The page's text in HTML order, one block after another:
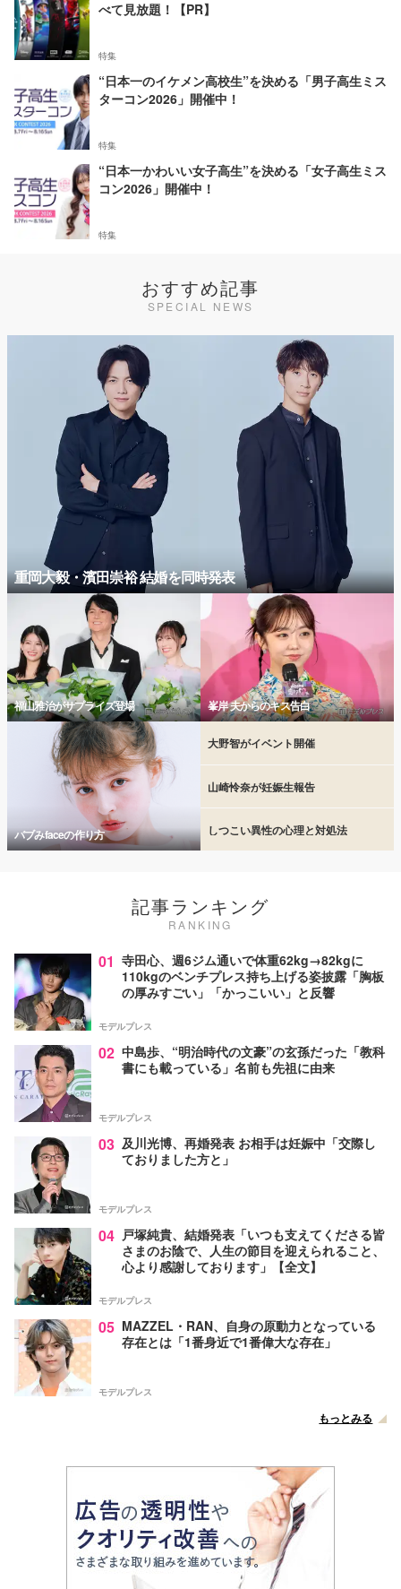
べて見放題！【PR】
特集
“日本一のイケメン高校生”を決める「男子高生ミス
ターコン2026」開催中！
特集
“日本一かわいい女子高生”を決める「女子高生ミス
コン2026」開催中！
特集
おすすめ記事
SPECIAL NEWS
重岡大毅・濱田崇裕 結婚を同時発表
福山雅治がサプライズ登場 峯岸 夫からのキス告白
バブみfaceの作り方
大野智がイベント開催
山崎怜奈が妊娠生報告
しつこい異性の心理と対処法
記事ランキング
RANKING
01 寺田心、週6ジム通いで体重62kg→82kgに
110kgのベンチプレス持ち上げる姿披露「胸板
の厚みすごい」「かっこいい」と反響
モデルプレス
02 中島歩、“明治時代の文豪”の玄孫だった「教科
書にも載っている」名前も先祖に由来
モデルプレス
03 及川光博、再婚発表 お相手は妊娠中「交際し
ておりました方と」
モデルプレス
04 戸塚純貴、結婚発表「いつも支えてくださる皆
さまのお陰で、人生の節目を迎えられること、
心より感謝しております」【全文】
モデルプレス
05 MAZZEL・RAN、自身の原動力となっている
存在とは「1番身近で1番偉大な存在」
モデルプレス
もっとみる